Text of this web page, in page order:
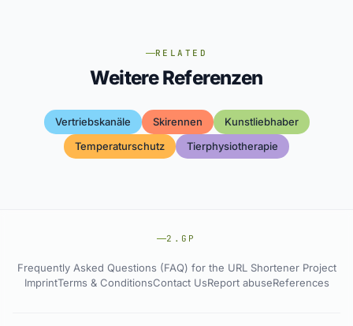
RELATED
Weitere Referenzen
Vertriebskanäle Skirennen
Kunstliebhaber
Temperaturschutz
Tierphysiotherapie
2.GP
Frequently Asked Questions (FAQ) for the URL Shortener Project
ImprintTerms & ConditionsContact UsReport abuseReferences